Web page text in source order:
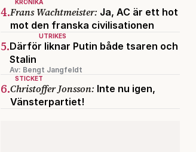
KRÖNIKA
4.Frans Wachtmeister: Ja, AC är ett hot
mot den franska civilisationen
UTRIKES
5.Därför liknar Putin både tsaren och
Stalin
Av: Bengt Jangfeldt
STICKET
6.Christoffer Jonsson: Inte nu igen,
Vänsterpartiet!